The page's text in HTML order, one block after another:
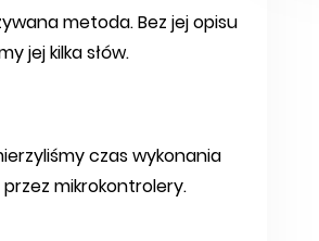
metoda. Bez jej opisu
jej kilka słów.
czas wykonania
mikrokontrolery.